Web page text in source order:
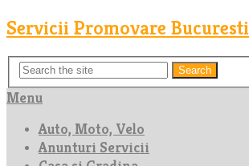
Servicii Promovare Bucuresti
Search
Menu
Auto, Moto, Velo
Anunturi Servicii